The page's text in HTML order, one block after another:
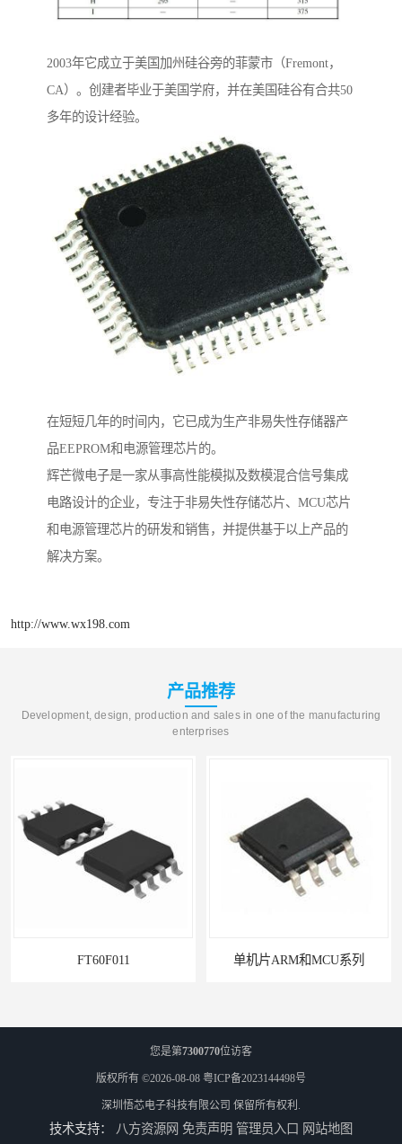
2003年它成立于美国加州硅谷旁的菲蒙市（Fremont，
CA）。创建者毕业于美国学府，并在美国硅谷有合共50
多年的设计经验。
在短短几年的时间内，它已成为生产非易失性存储器产
品EEPROM和电源管理芯片的。
辉芒微电子是一家从事高性能模拟及数模混合信号集成
电路设计的企业，专注于非易失性存储芯片、MCU芯片
和电源管理芯片的研发和销售，并提供基于以上产品的
解决方案。
http://www.wx198.com
产品推荐
Development, design, production and sales in one of the manufacturing
enterprises
FT60F011 单机片ARM和MCU系列
您是第7300770位访客
版权所有 ©2026-08-08 粤ICP备2023144498号
深圳悟芯电子科技有限公司 保留所有权利.
技术支持： 八方资源网 免责声明 管理员入口 网站地图